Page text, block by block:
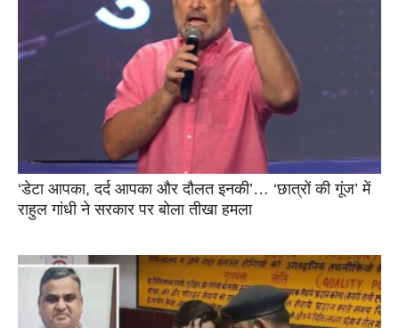
‘डेटा आपका, दर्द आपका और दौलत इनकी’… ‘छात्रों की गूंज’ में
राहुल गांधी ने सरकार पर बोला तीखा हमला